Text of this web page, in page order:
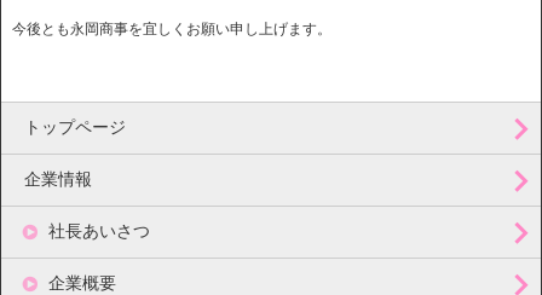
今後とも永岡商事を宜しくお願い申し上げます。
トップページ
企業情報
社長あいさつ
企業概要